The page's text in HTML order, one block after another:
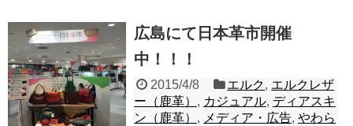
広島にて日本革市開催
中！！！
2015/4/8 エルク, エルクレザ
ー（鹿革） , カジュアル, ディアスキ
ン（鹿革） , メディア・広告, やわら